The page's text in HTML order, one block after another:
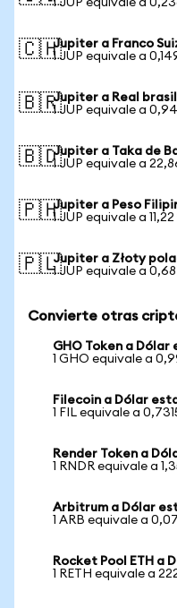
1 JUP equivale a
🇨🇭Jupiter a Franco
1 JUP equivale a
🇧🇷Jupiter a Real
1 JUP equivale a
🇧🇩Jupiter a Taka de
1 JUP equivale a
🇵🇭Jupiter a Peso
1 JUP equivale a
🇵🇱Jupiter a Złoty
1 JUP equivale a
Convierte otras
GHO Token a
1 GHO equivale a
Filecoin a Dólar
1 FIL equivale a
Render Token a
1 RNDR equivale a
Arbitrum a Dólar
1 ARB equivale a
Rocket Pool ETH a
1 RETH equivale a